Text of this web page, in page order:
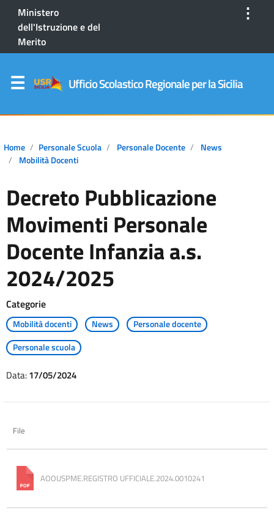
Ministero
dell'Istruzione e del
Merito
⋮
Ufficio Scolastico Regionale per la Sicilia
Home Personale Scuola Personale Docente
News
Mobilità Docenti
Decreto Pubblicazione
Movimenti Personale
Docente Infanzia a.s.
2024/2025
Categorie
Mobilità docenti News
Personale docente
Personale scuola
Data:17/05/2024
File
AOOUSPME.REGISTRO UFFICIALE.2024.0010241